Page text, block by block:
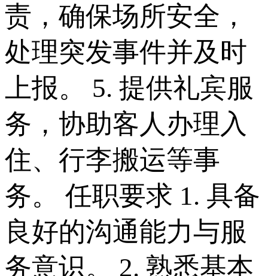
责，确保场所安全，
处理突发事件并及时
上报。 5. 提供礼宾服
务，协助客人办理入
住、行李搬运等事
务。 任职要求 1. 具备
良好的沟通能力与服
务意识。 2. 熟悉基本